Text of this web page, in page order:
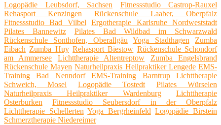
Logopädie Leubsdorf, Sachsen
Fitnessstudio Castrop-Rauxel
Rehasport Kenzingen
Rückenschule Laaber, Oberpfalz
Fitnessstudio Bad Vilbel
Ergotherapie Karlsruhe Nordweststadt
Pilates Bannewitz
Pilates Bad Wildbad im Schwarzwald
Rückenschule Sonthofen, Oberallgäu
Yoga Stadthagen
Zumba
Eibach Zumba Huy Rehasport Biestow Rückenschule Schondorf
am Ammersee
Lichttherapie Altentreptow
Zumba Engelsbrand
Rückenschule Mayen Naturheilpraxis Heilpraktiker Lengede EMS-
Training Bad Nenndorf
EMS-Training Barntrup
Lichttherapie
Schweich, Mosel
Logopädie Tostedt
Pilates Würselen
Naturheilpraxis Heilpraktiker Wardenburg
Lichttherapie
Osterburken
Fitnessstudio Seubersdorf in der Oberpfalz
Lichttherapie Schellerten Yoga Bergrheinfeld Logopädie Birstein
Schmerztherapie Niedereimer